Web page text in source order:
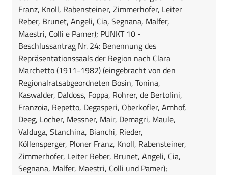
Franz, Knoll, Rabensteiner, Zimmerhofer, Leiter
Reber, Brunet, Angeli, Cia, Segnana, Malfer,
Maestri, Colli e Pamer); PUNKT 10 -
Beschlussantrag Nr. 24: Benennung des
Repräsentationssaals der Region nach Clara
Marchetto (1911-1982) (eingebracht von den
Regionalratsabgeordneten Bosin, Tonina,
Kaswalder, Daldoss, Foppa, Rohrer, de Bertolini,
Franzoia, Repetto, Degasperi, Oberkofler, Amhof,
Deeg, Locher, Messner, Mair, Demagri, Maule,
Valduga, Stanchina, Bianchi, Rieder,
Köllensperger, Ploner Franz, Knoll, Rabensteiner,
Zimmerhofer, Leiter Reber, Brunet, Angeli, Cia,
Segnana, Malfer, Maestri, Colli und Pamer);